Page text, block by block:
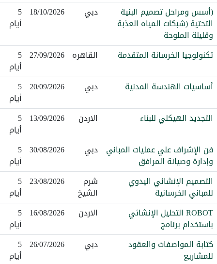
(أسس ومراحل تصميم البنية
التحتية (شبكات المياه العذبة
وقليلة الملوحة
دبي 18/10/2026
5
أيام
تكنولوجيا الخرسانة المتقدمة القاهره 27/09/2026
5
أيام
أساسيات الهندسة المدنية
دبي 20/09/2026
5
أيام
التجديد الهيكلي للبناء
الاردن 13/09/2026
5
أيام
فن الإشراف علي عمليات المباني
وإدارة وصيانة المرافق
دبي 30/08/2026
5
أيام
التصميم الإنشائي اليدوي
للمباني الخرسانية
شرم
الشيخ
23/08/2026
5
أيام
ROBOT التحليل الإنشائي
باستخدام برنامج
الاردن 16/08/2026
5
أيام
كتابة المواصفات والعقود
للمشاريع
دبي 26/07/2026
5
أيام